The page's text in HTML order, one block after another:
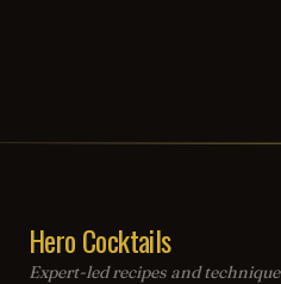
Hero Cocktails
Expert-led recipes and